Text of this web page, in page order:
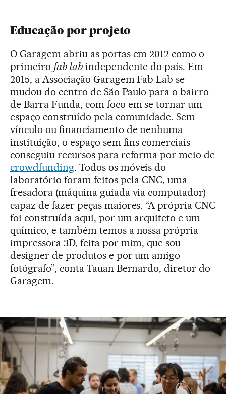
Educação por projeto
O Garagem abriu as portas em 2012 como o
primeiro fab labindependente do país. Em
2015, a Associação Garagem Fab Lab se
mudou do centro de São Paulo para o bairro
de Barra Funda, com foco em se tornar um
espaço construído pela comunidade. Sem
vínculo ou financiamento de nenhuma
instituição, o espaço sem fins comerciais
conseguiu recursos para reforma por meio de
crowdfunding. Todos os móveis do
laboratório foram feitos pela CNC, uma
fresadora (máquina guiada via computador)
capaz de fazer peças maiores. “A própria CNC
foi construída aqui, por um arquiteto e um
químico, e também temos a nossa própria
impressora 3D, feita por mim, que sou
designer de produtos e por um amigo
fotógrafo”, conta Tauan Bernardo, diretor do
Garagem.